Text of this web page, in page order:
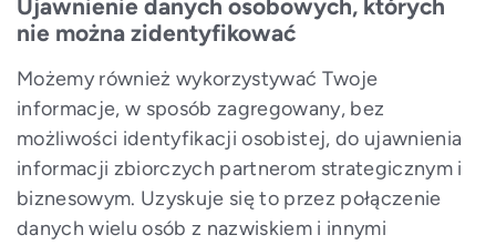
Ujawnienie danych osobowych, których
nie można zidentyfikować
Możemy również wykorzystywać Twoje
informacje, w sposób zagregowany, bez
możliwości identyfikacji osobistej, do ujawnienia
informacji zbiorczych partnerom strategicznym i
biznesowym. Uzyskuje się to przez połączenie
danych wielu osób z nazwiskiem i innymi